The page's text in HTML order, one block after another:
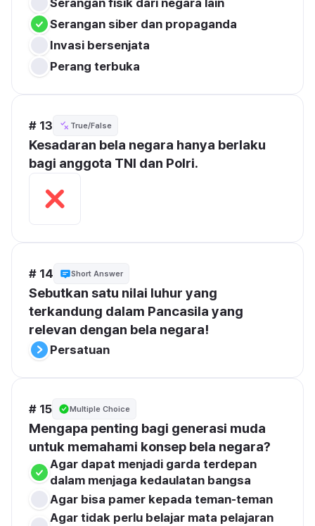
Serangan siber dan propaganda
Invasi bersenjata
Perang terbuka
# 13 True/False
Kesadaran bela negara hanya berlaku
bagi anggota TNI dan Polri.
# 14 Short Answer
Sebutkan satu nilai luhur yang
terkandung dalam Pancasila yang
relevan dengan bela negara!
Persatuan
# 15 Multiple Choice
Mengapa penting bagi generasi muda
untuk memahami konsep bela negara?
Agar dapat menjadi garda terdepan
dalam menjaga kedaulatan bangsa
Agar bisa pamer kepada teman-teman
Agar tidak perlu belajar mata pelajaran